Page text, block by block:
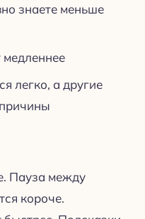
знаете меньше
медленнее
легко, а другие
Пауза между
короче.